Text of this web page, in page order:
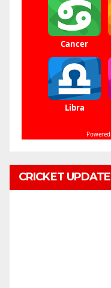
CRICKET UPDATE